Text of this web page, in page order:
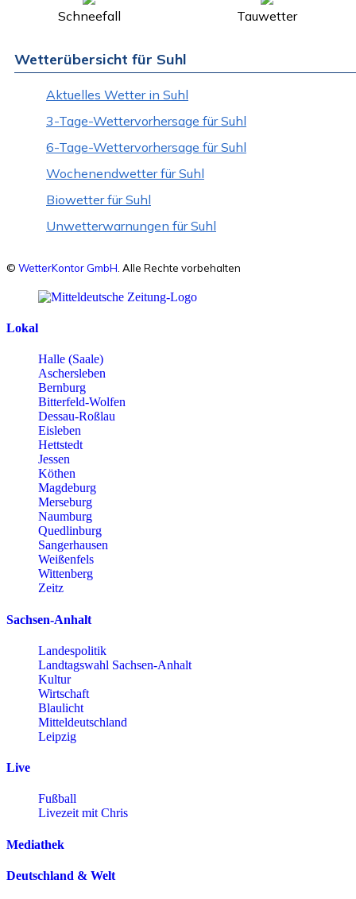
Schneefall Tauwetter
Wetterübersicht für Suhl
Aktuelles Wetter in Suhl
3-Tage-Wettervorhersage für Suhl
6-Tage-Wettervorhersage für Suhl
Wochenendwetter für Suhl
Biowetter für Suhl
Unwetterwarnungen für Suhl
© WetterKontor GmbH . Alle Rechte vorbehalten
Lokal
Halle (Saale)
Aschersleben
Bernburg
Bitterfeld-Wolfen
Dessau-Roßlau
Eisleben
Hettstedt
Jessen
Köthen
Magdeburg
Merseburg
Naumburg
Quedlinburg
Sangerhausen
Weißenfels
Wittenberg
Zeitz
Sachsen-Anhalt
Landespolitik
Landtagswahl Sachsen-Anhalt
Kultur
Wirtschaft
Blaulicht
Mitteldeutschland
Leipzig
Live
Fußball
Livezeit mit Chris
Mediathek
Deutschland & Welt